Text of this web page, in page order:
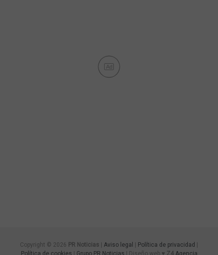
Ad
Copyright © 2026 PR Noticias | Aviso legal | Política de privacidad |
Política de cookies | Grupo PR Noticias | Diseño web ♥ Z4 Agencia